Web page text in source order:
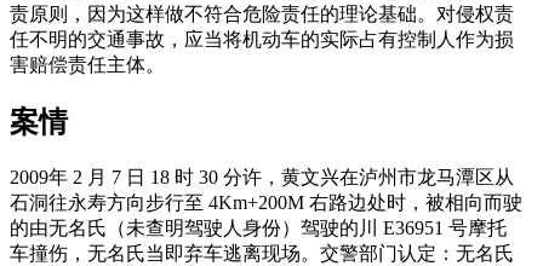
责原则，因为这样做不符合危险责任的理论基础。对侵权责
任不明的交通事故，应当将机动车的实际占有控制人作为损
害赔偿责任主体。
案情
2009年 2 月 7 日 18 时 30 分许，黄文兴在泸州市龙马潭区从
石洞往永寿方向步行至 4Km+200M 右路边处时，被相向而驶
的由无名氏（未查明驾驶人身份）驾驶的川 E36951 号摩托
车撞伤，无名氏当即弃车逃离现场。交警部门认定：无名氏